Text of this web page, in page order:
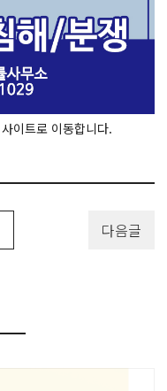
이트로 이동합니다.
다음글